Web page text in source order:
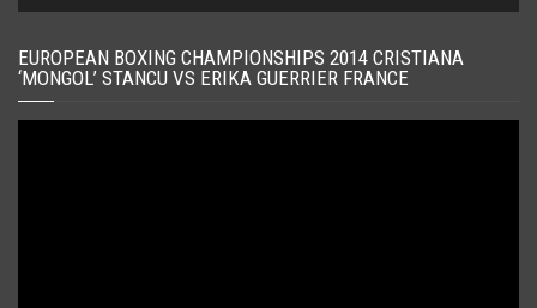
EUROPEAN BOXING CHAMPIONSHIPS 2014 CRISTIANA
‘MONGOL’ STANCU VS ERIKA GUERRIER FRANCE